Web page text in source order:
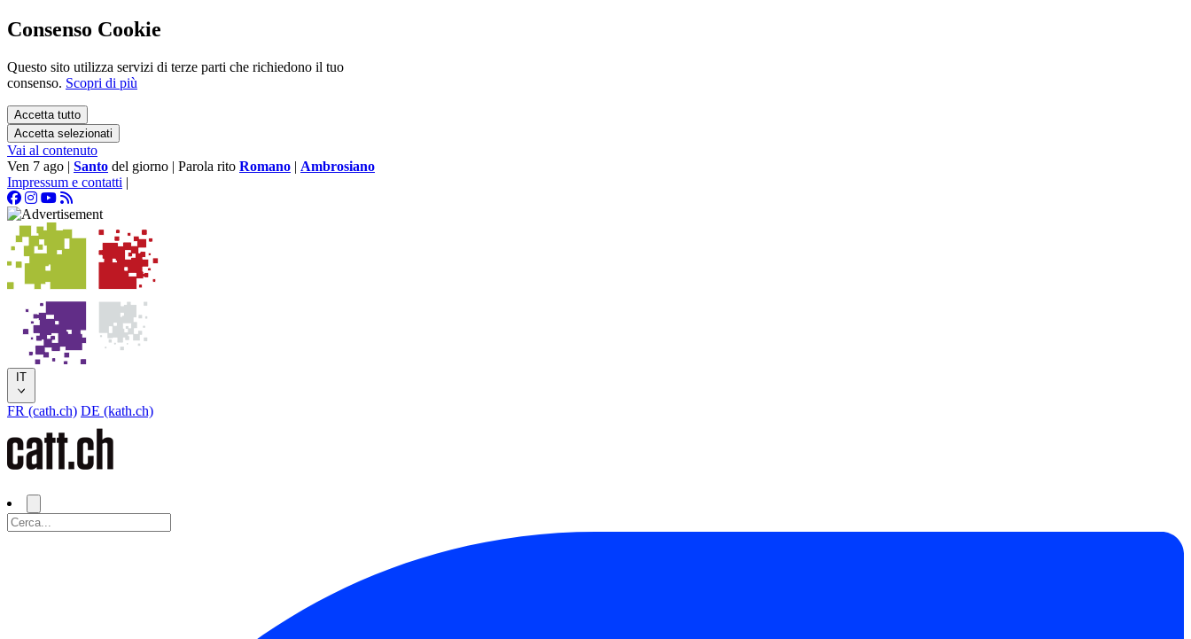
Consenso Cookie
Questo sito utilizza servizi di terze parti che richiedono il tuo
consenso. Scopri di più
Accetta tutto
Accetta selezionati
Vai al contenuto
Ven 7 ago | Santo del giorno | Parola rito Romano | Ambrosiano
Impressum e contatti |
IT
FR (cath.ch) DE (kath.ch)